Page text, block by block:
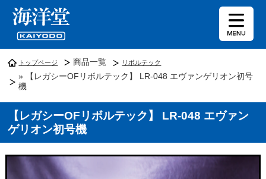
トップページ 商品一覧 リボルテック
» 【レガシーOFリボルテック】 LR-048 エヴァンゲリオン初号
機
【レガシーOFリボルテック】 LR-048 エヴァン
ゲリオン初号機